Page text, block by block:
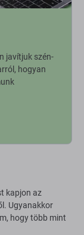
javítjuk szén-
hogyan
kapjon az
Ugyanakkor
hogy több mint